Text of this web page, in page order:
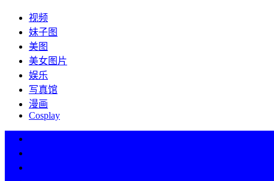
视频
妹子图
美图
美女图片
娱乐
写真馆
漫画
Cosplay